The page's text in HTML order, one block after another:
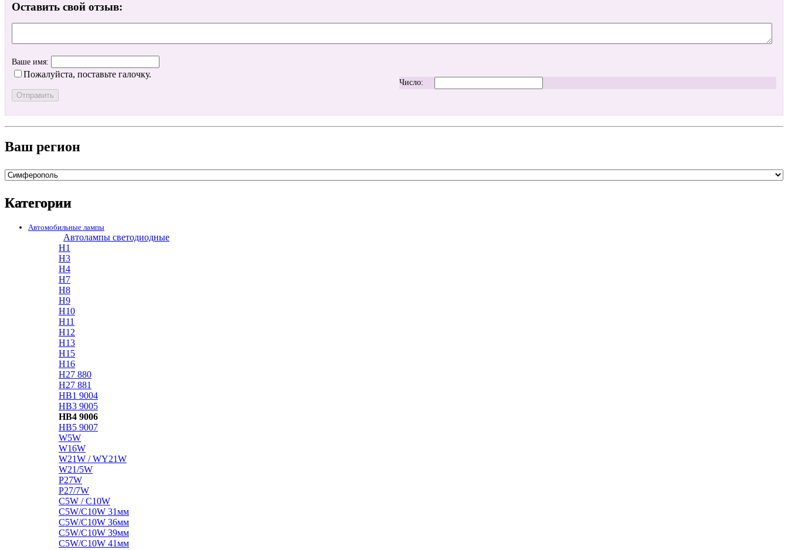
Оставить свой отзыв:
Ваше имя:
Пожалуйста, поставьте галочку.
Число:
Ваш регион
Категории
Автомобильные лампы
Автолампы светодиодные
H1
H3
H4
H7
H8
H9
H10
H11
H12
H13
H15
H16
H27 880
H27 881
HB1 9004
HB3 9005
HB4 9006
HB5 9007
W5W
W16W
W21W / WY21W
W21/5W
P27W
P27/7W
C5W / C10W
C5W/C10W 31мм
C5W/C10W 36мм
C5W/C10W 39мм
C5W/C10W 41мм